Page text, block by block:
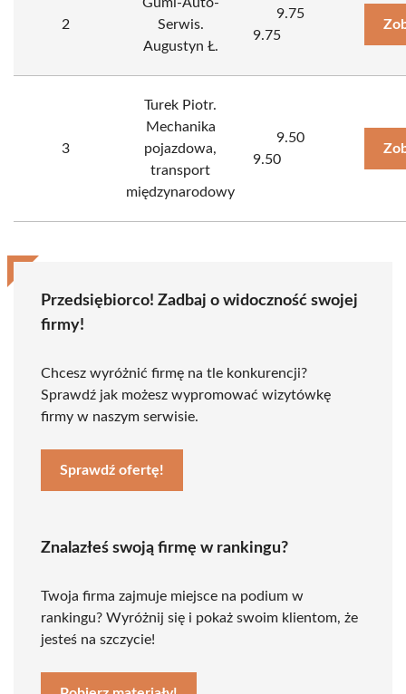
2
Serwis.
Augustyn Ł.
9.75
9.75
3
Turek Piotr.
Mechanika
pojazdowa,
transport
międzynarodowy
9.50
9.50
Przedsiębiorco! Zadbaj o widoczność swojej
firmy!
Chcesz wyróżnić firmę na tle konkurencji?
Sprawdź jak możesz wypromować wizytówkę
firmy w naszym serwisie.
Sprawdź ofertę!
Znalazłeś swoją firmę w rankingu?
Twoja firma zajmuje miejsce na podium w
rankingu? Wyróżnij się i pokaż swoim klientom, że
jesteś na szczycie!